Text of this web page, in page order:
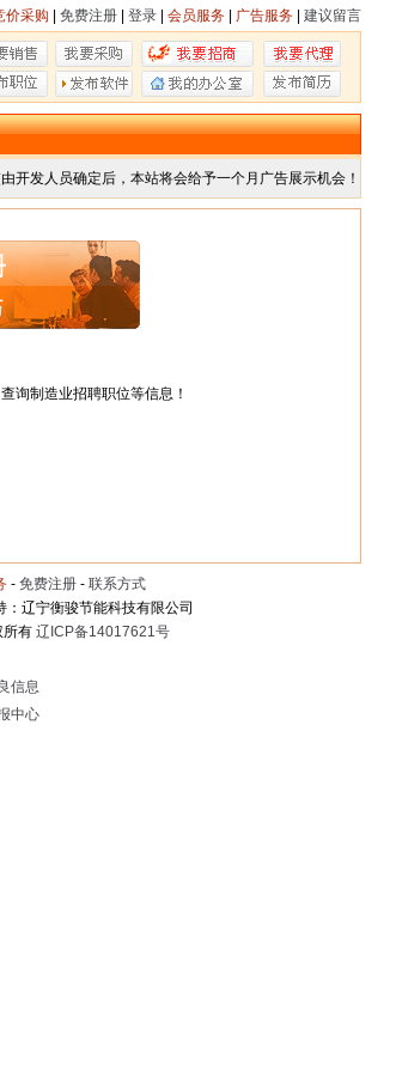
价采购 免费注册 登录 会员服务 广告服务 建议留言
开发人员确定后，本站将会给予一个月广告展示机会！
询制造业招聘职位等信息！
- 免费注册 - 联系方式
辽宁衡骏节能科技有限公司
所有 辽ICP备14017621号
信息
中心